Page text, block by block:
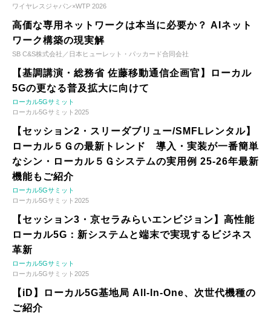
ワイヤレスジャパン×WTP 2026
高価な専用ネットワークは本当に必要か？ AIネット
ワーク構築の現実解
SB C&S株式会社／日本ヒューレット・パッカード合同会社
【基調講演・総務省 佐藤移動通信企画官】ローカル
5Gの更なる普及拡大に向けて
ローカル5Gサミット
ローカル5Gサミット2025
【セッション2・スリーダブリュー/SMFLレンタル】
ローカル５Ｇの最新トレンド 導入・実装が一番簡単
なシン・ローカル５Ｇシステムの実用例 25-26年最新
機能もご紹介
ローカル5Gサミット
ローカル5Gサミット2025
【セッション3・京セラみらいエンビジョン】高性能
ローカル5G：新システムと端末で実現するビジネス
革新
ローカル5Gサミット
ローカル5Gサミット2025
【iD】ローカル5G基地局 All-In-One、次世代機種の
ご紹介